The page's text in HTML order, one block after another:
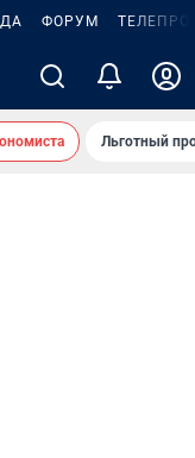
ФОРУМ
Льготный